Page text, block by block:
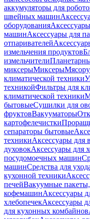
аккумуляторы для
швейных машин
оборудования
машинАксессуары для
отпаривателей
измельчения продуктов
измельчители
миксерыМиксеры
климатической техники
техникойФильтры для
климатической техники
бытовыеСушилки для
фруктовВакууматоры
картофелечистки
сепараторы бытовые
техникиАксессуары для
духовокАксессуары для
посудомоечных машин
машинСредства для
кухонной техники
печейВакуумные
кофемашинАксессуары
хлебопечекАксессуары
для кухонных комбайнов